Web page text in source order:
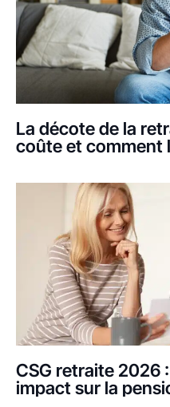
La décote de la
coûte et comment
CSG retraite 2026
impact sur la